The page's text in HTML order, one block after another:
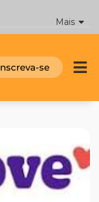
Mais
se